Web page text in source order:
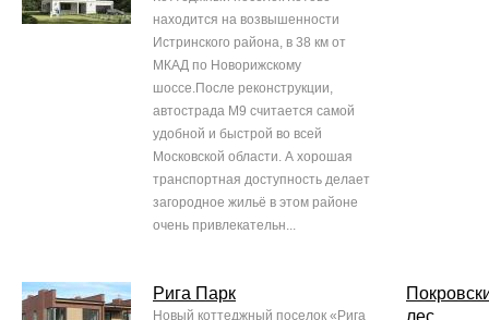
находится на возвышенности
Истринского района, в 38 км от
МКАД по Новорижскому
шоссе.После реконструкции,
автострада М9 считается самой
удобной и быстрой во всей
Московской области. А хорошая
транспортная доступность делает
загородное жильё в этом районе
очень привлекательн...
Рига Паpк
Новый коттеджный поселок «Рига
лес